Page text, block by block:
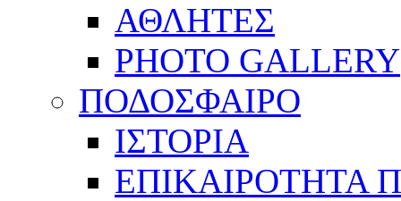
ΑΘΛΗΤΕΣ
PHOTO GALLERY
ΠΟΔΟΣΦΑΙΡΟ
ΙΣΤΟΡΙΑ
ΕΠΙΚΑΙΡΟΤΗΤΑ